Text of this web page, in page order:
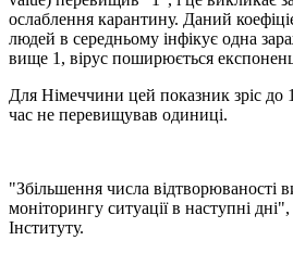
ослаблення карантину. Даний
людей в середньому інфікує одна
вище 1, вірус поширюється
Для Німеччини цей показник зріс до
час не перевищував одиниці.
"Збільшення числа відтворюваності
моніторингу ситуації в наступні
Інституту.